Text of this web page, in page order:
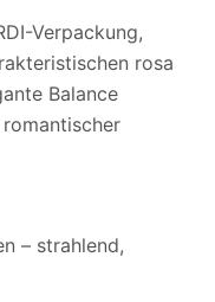
Verpackung,
rosa
Balance
– strahlend,